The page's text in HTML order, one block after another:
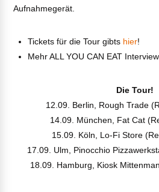
Aufnahmegerät.
Tickets für die Tour gibts hier!
Mehr ALL YOU CAN EAT
Die Tour!
12.09. Berlin, Rough Trade
14.09. München, Fat Cat
15.09. Köln, Lo-Fi Store
17.09. Ulm, Pinocchio
18.09. Hamburg, Kiosk